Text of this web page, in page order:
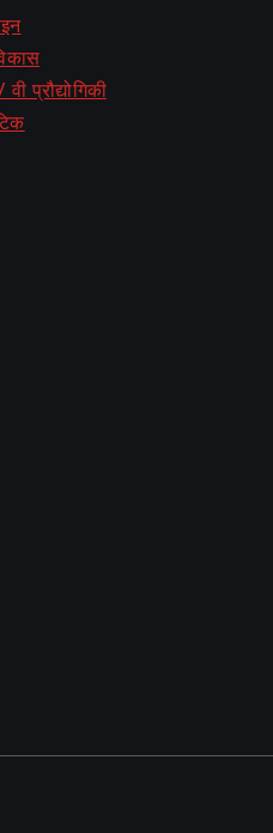
प्रौद्योगिकी